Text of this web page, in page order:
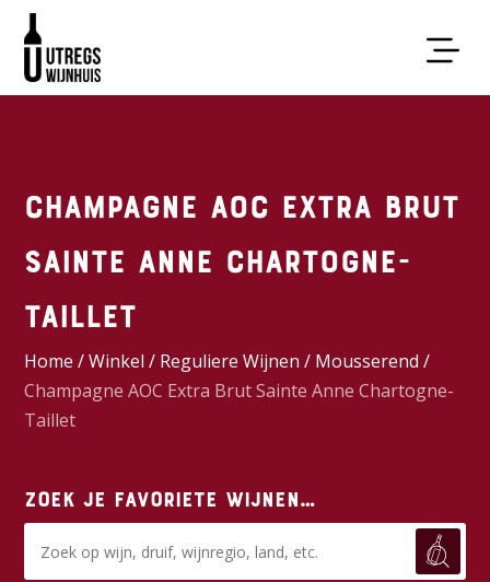
Champagne AOC Extra Brut
Sainte Anne Chartogne-
Taillet
Home /Winkel / Reguliere Wijnen / Mousserend /
Champagne AOC Extra Brut Sainte Anne Chartogne-
Taillet
Zoek je favoriete wijnen…